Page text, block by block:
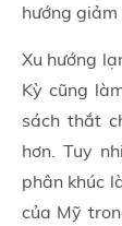
hướng giảm
Xu hướng
Kỳ cũng
sách thắt
hơn. Tuy
phân khúc
của Mỹ